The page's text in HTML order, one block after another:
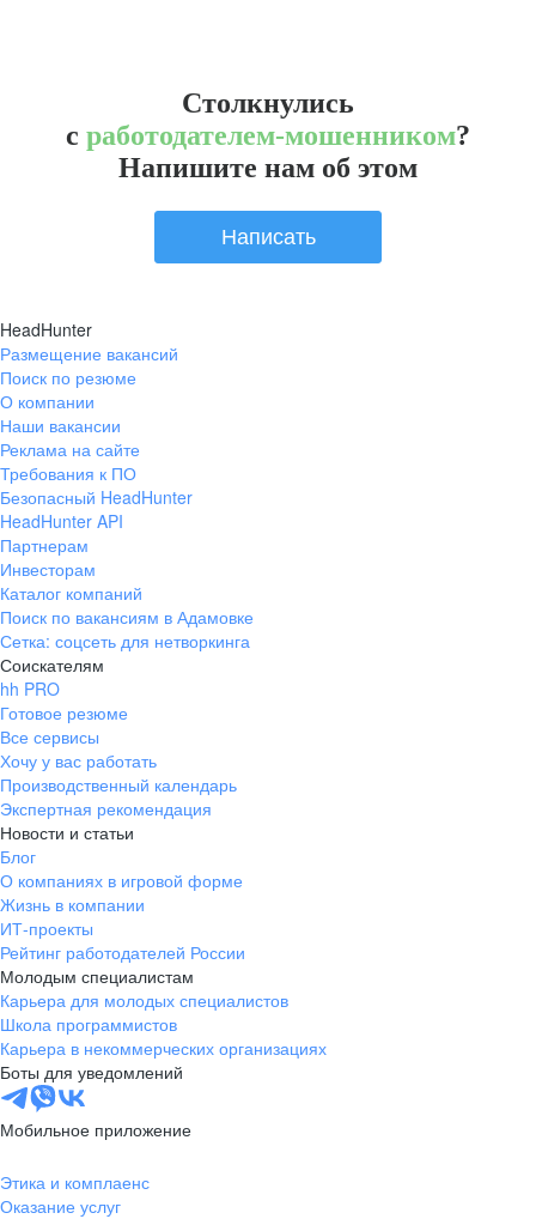
Столкнулись
с работодателем-мошенником?
Напишите нам об этом
Написать
HeadHunter
Размещение вакансий
Поиск по резюме
О компании
Наши вакансии
Реклама на сайте
Требования к ПО
Безопасный HeadHunter
HeadHunter API
Партнерам
Инвесторам
Каталог компаний
Поиск по вакансиям в Адамовке
Сетка: соцсеть для нетворкинга
Соискателям
hh PRO
Готовое резюме
Все сервисы
Хочу у вас работать
Производственный календарь
Экспертная рекомендация
Новости и статьи
Блог
О компаниях в игровой форме
Жизнь в компании
ИТ-проекты
Рейтинг работодателей России
Молодым специалистам
Карьера для молодых специалистов
Школа программистов
Карьера в некоммерческих организациях
Боты для уведомлений
Мобильное приложение
Этика и комплаенс
Оказание услуг